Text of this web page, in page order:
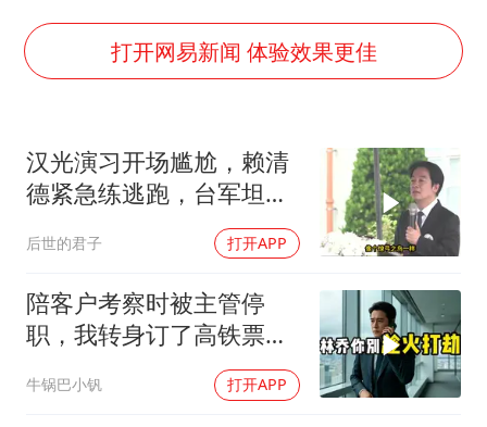
台铃电动车仅骑一年就断电趴窝
白海豚5次眼壁置换
以军士兵把枪口对准中国记者
白海豚在海上打了个结
方桃子代言广告视频已下架
构建更高水平的全民健身公共服务体系
打开网易新闻 体验效果更佳
汉光演习开场尴尬，赖清
德紧急练逃跑，台军坦克
后世的君子 打开APP
陪客户考察时被主管停
职，我转身订了高铁票。
2小时后总监急疯了：12
亿合同没你根本签不了
牛锅巴小钒 打开APP